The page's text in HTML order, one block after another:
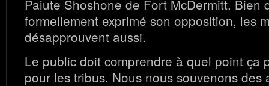
Paiute Shoshone de Fort McDermitt. Bien
formellement exprimé son opposition, les
désapprouvent aussi.
Le public doit comprendre à quel point ça
pour les tribus. Nous nous souvenons des